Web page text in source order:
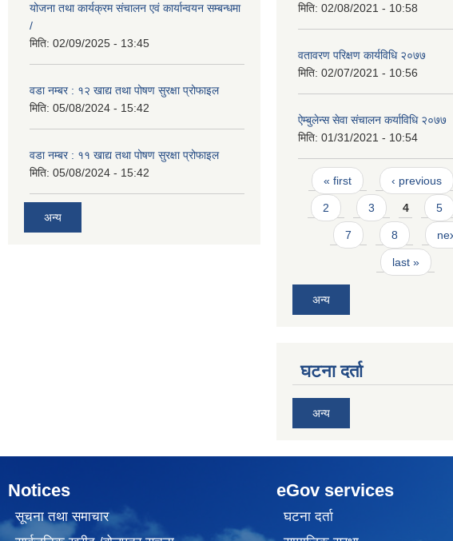
योजना तथा कार्यक्रम संचालन एवं कार्यान्वयन सम्बन्धमा
/
मिति: 02/09/2025 - 13:45
वडा नम्बर : १२ खाद्य तथा पोषण सुरक्षा प्रोफाइल
मिति: 05/08/2024 - 15:42
वडा नम्बर : ११ खाद्य तथा पोषण सुरक्षा प्रोफाइल
मिति: 05/08/2024 - 15:42
अन्य
मिति: 02/08/2021 - 10:58
वतावरण परिक्षण कार्यविधि २०७७
मिति: 02/07/2021 - 10:56
ऐम्बुलेन्स सेवा संचालन कर्याविधि २०७७
मिति: 01/31/2021 - 10:54
Pages
« first ‹ previous
2 3 4 5
7 8
last »
अन्य
घटना दर्ता
अन्य
Notices
सूचना तथा समाचार
eGov services
घटना दर्ता